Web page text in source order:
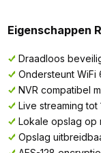
Eigenschappen
Draadloos
Ondersteunt
NVR compatibel
Live streaming tot
Lokale opslag op
Opslag